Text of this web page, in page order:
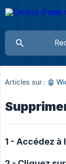
Articles sur : 🤖
1 - Accédez